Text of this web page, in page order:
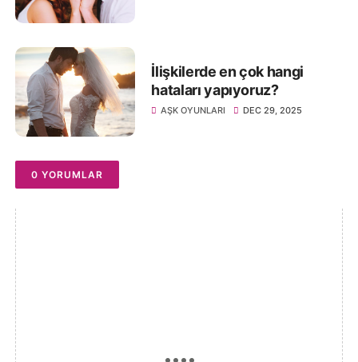
İlişkilerde en çok hangi
hataları yapıyoruz?
AŞK OYUNLARI DEC 29, 2025
0 YORUMLAR